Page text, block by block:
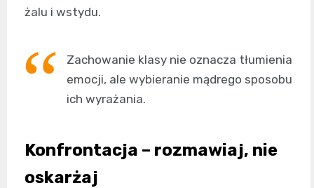
żalu i wstydu.
Zachowanie klasy nie oznacza tłumienia
emocji, ale wybieranie mądrego sposobu
ich wyrażania.
Konfrontacja – rozmawiaj, nie
oskarżaj